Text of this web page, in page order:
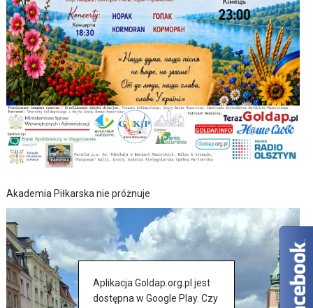
Akademia Piłkarska nie próżnuje
Aplikacja Goldap.org.pl jest
dostępna w Google Play. Czy